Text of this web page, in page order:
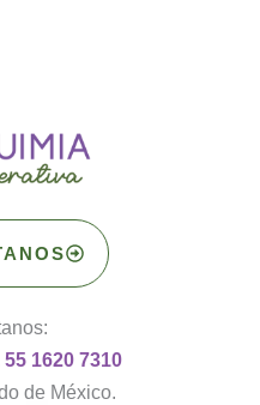
1620 7310
de México.